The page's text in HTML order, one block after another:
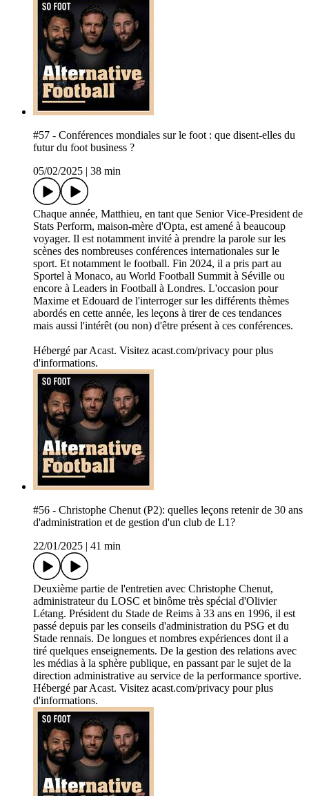
#57 - Conférences mondiales sur le foot : que disent-elles du
futur du foot business ?
05/02/2025
38 min
Chaque année, Matthieu, en tant que Senior Vice-President de
Stats Perform, maison-mère d'Opta, est amené à beaucoup
voyager. Il est notamment invité à prendre la parole sur les
scènes des nombreuses conférences internationales sur le
sport. Et notamment le football. Fin 2024, il a pris part au
Sportel à Monaco, au World Football Summit à Séville ou
encore à Leaders in Football à Londres. L'occasion pour
Maxime et Edouard de l'interroger sur les différents thèmes
abordés en cette année, les leçons à tirer de ces tendances
mais aussi l'intérêt (ou non) d'être présent à ces conférences.
Hébergé par Acast. Visitez acast.com/privacy pour plus
d'informations.
#56 - Christophe Chenut (P2): quelles leçons retenir de 30 ans
d'administration et de gestion d'un club de L1?
22/01/2025
41 min
Deuxième partie de l'entretien avec Christophe Chenut,
administrateur du LOSC et binôme très spécial d'Olivier
Létang. Président du Stade de Reims à 33 ans en 1996, il est
passé depuis par les conseils d'administration du PSG et du
Stade rennais. De longues et nombres expériences dont il a
tiré quelques enseignements. De la gestion des relations avec
les médias à la sphère publique, en passant par le sujet de la
direction administrative au service de la performance sportive.
Hébergé par Acast. Visitez acast.com/privacy pour plus
d'informations.